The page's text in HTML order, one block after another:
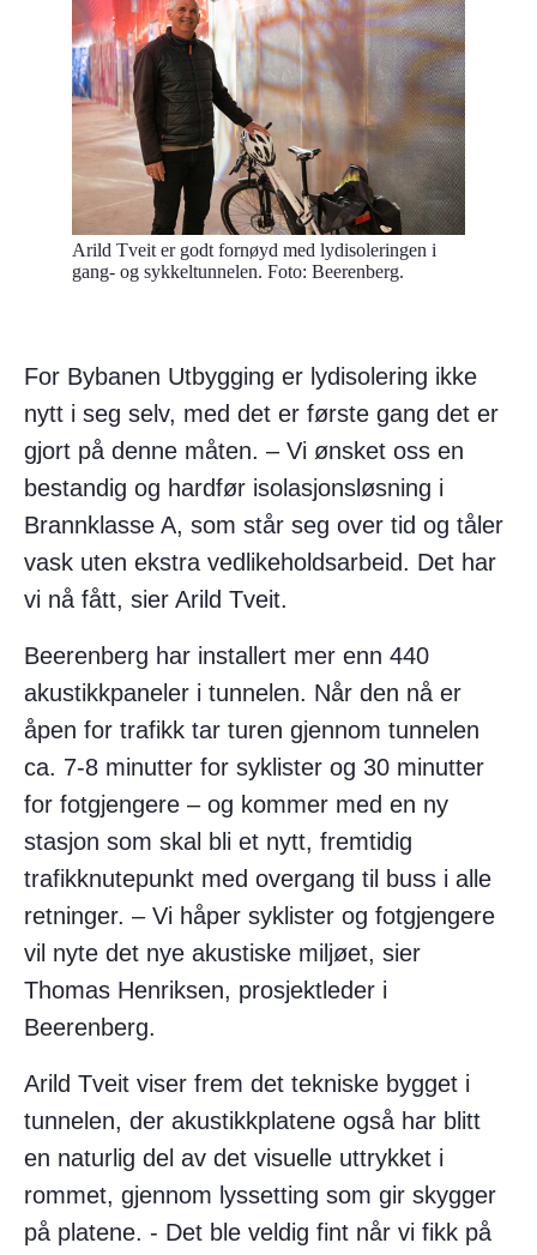
Arild Tveit er godt fornøyd med lydisoleringen i
gang- og sykkeltunnelen. Foto: Beerenberg.
For Bybanen Utbygging er lydisolering ikke
nytt i seg selv, med det er første gang det er
gjort på denne måten. – Vi ønsket oss en
bestandig og hardfør isolasjonsløsning i
Brannklasse A, som står seg over tid og tåler
vask uten ekstra vedlikeholdsarbeid. Det har
vi nå fått, sier Arild Tveit.
Beerenberg har installert mer enn 440
akustikkpaneler i tunnelen. Når den nå er
åpen for trafikk tar turen gjennom tunnelen
ca. 7-8 minutter for syklister og 30 minutter
for fotgjengere – og kommer med en ny
stasjon som skal bli et nytt, fremtidig
trafikknutepunkt med overgang til buss i alle
retninger. – Vi håper syklister og fotgjengere
vil nyte det nye akustiske miljøet, sier
Thomas Henriksen, prosjektleder i
Beerenberg.
Arild Tveit viser frem det tekniske bygget i
tunnelen, der akustikkplatene også har blitt
en naturlig del av det visuelle uttrykket i
rommet, gjennom lyssetting som gir skygger
på platene. - Det ble veldig fint når vi fikk på